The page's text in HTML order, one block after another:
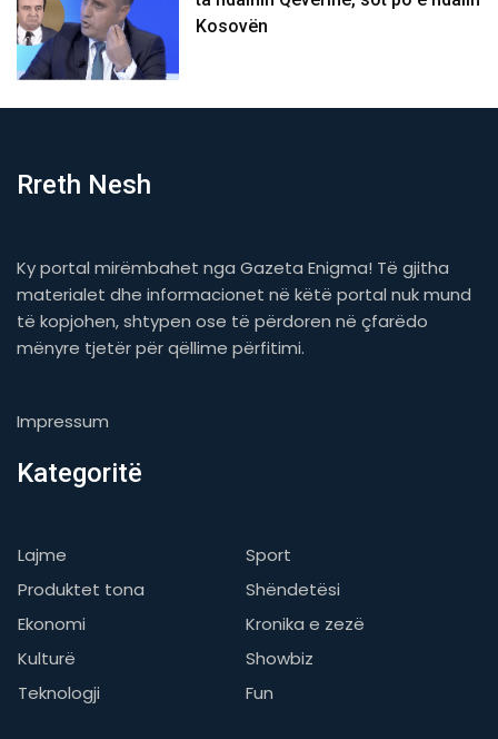
Kosovën
Rreth Nesh
Ky portal mirëmbahet nga Gazeta Enigma! Të gjitha
materialet dhe informacionet në këtë portal nuk mund
të kopjohen, shtypen ose të përdoren në çfarëdo
mënyre tjetër për qëllime përfitimi.
Impressum
Kategoritë
Lajme
Sport
Produktet tona
Shëndetësi
Ekonomi
Kronika e zezë
Kulturë
Showbiz
Teknologji
Fun